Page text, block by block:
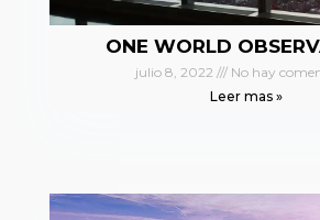
ONE WORLD
julio 8, 2022
No hay
Leer mas »